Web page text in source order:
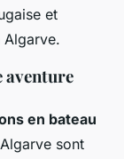
et
aventure
en bateau
sont